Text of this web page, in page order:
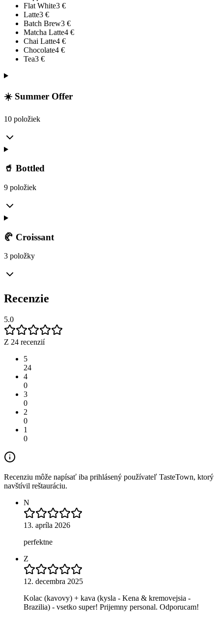
Flat White3 €
Latte3 €
Batch Brew3 €
Matcha Latte4 €
Chai Latte4 €
Chocolate4 €
Tea3 €
☀️ Summer Offer
10 položiek
🥤 Bottled
9 položiek
🥐 Croissant
3 položky
Recenzie
5.0
Z 24 recenzií
5
24
4
0
3
0
2
0
1
0
Recenziu môže napísať iba prihlásený používateľ TasteTown, ktorý
navštívil reštauráciu.
N
13. apríla 2026
perfektne
Z
12. decembra 2025
Kolac (kavovy) + kava (kysla - Kena & kremovejsia -
Brazilia) - vsetko super! Prijemny personal. Odporucam!